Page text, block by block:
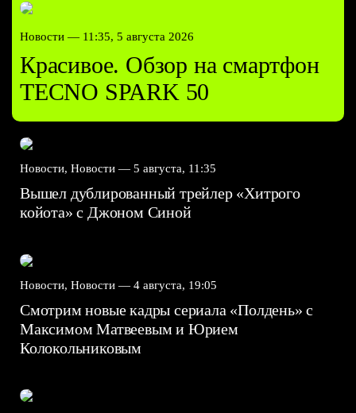
Новости — 11:35, 5 августа 2026
Красивое. Обзор на смартфон
TECNO SPARK 50
Новости, Новости — 5 августа, 11:35
Вышел дублированный трейлер «Хитрого
койота» с Джоном Синой
Новости, Новости — 4 августа, 19:05
Смотрим новые кадры сериала «Полдень» с
Максимом Матвеевым и Юрием
Колокольниковым